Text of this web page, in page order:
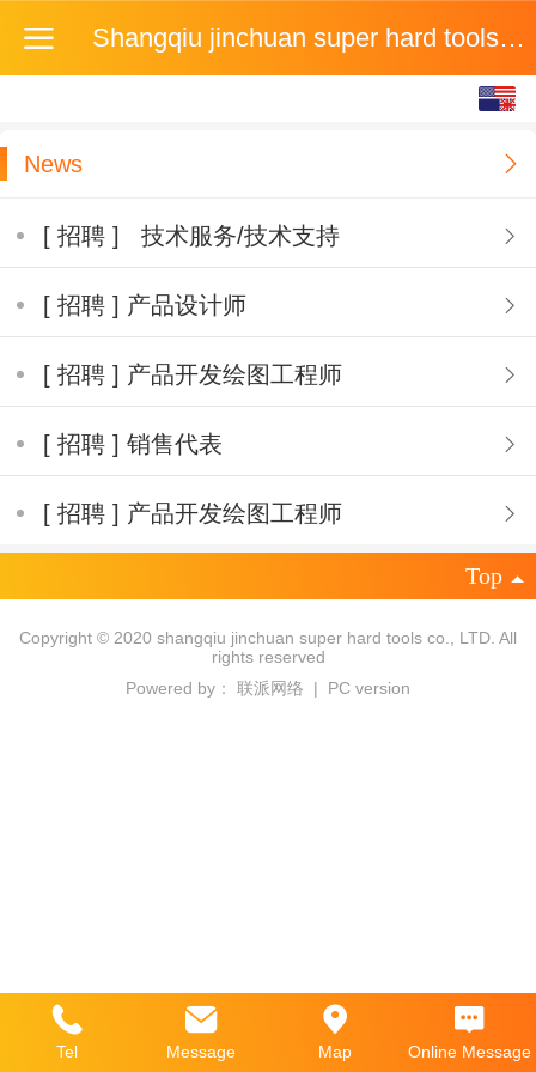
Shangqiu jinchuan super hard tools co. LTD
News
[ 招聘 ] 技术服务/技术支持
[ 招聘 ] 产品设计师
[ 招聘 ] 产品开发绘图工程师
[ 招聘 ] 销售代表
[ 招聘 ] 产品开发绘图工程师
Top
Copyright © 2020 shangqiu jinchuan super hard tools co., LTD. All
rights reserved
Powered by： 联派网络 | PC version
Tel Message Map Online Message